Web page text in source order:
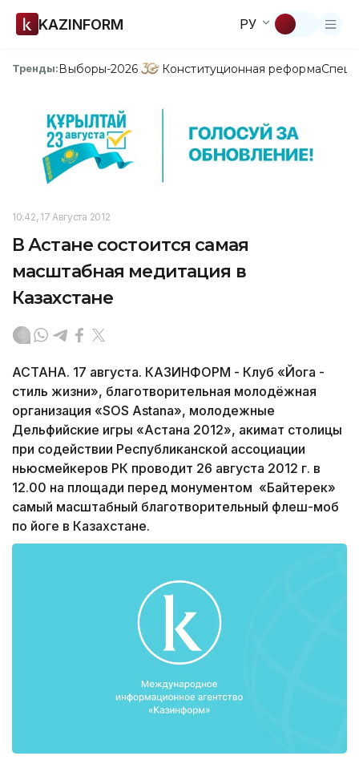
KAZINFORM РУ
Тренды:Выборы-2026 Конституционная реформа
10:42, 17 Августа 2012
В Астане состоится самая
масштабная медитация в
Казахстане
АСТАНА. 17 августа. КАЗИНФОРМ - Клуб «Йога -
стиль жизни», благотворительная молодёжная
организация «SOS Astana», молодежные
Дельфийские игры «Астана 2012», акимат столицы
при содействии Республиканской ассоциации
ньюсмейкеров РК проводит 26 августа 2012 г. в
12.00 на площади перед монументом «Байтерек»
самый масштабный благотворительный флеш-моб
по йоге в Казахстане.